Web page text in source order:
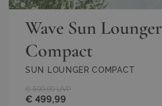
Wave Sun Lounger
Compact
SUN LOUNGER COMPACT
€ 499,99
€ 599,99 UVP